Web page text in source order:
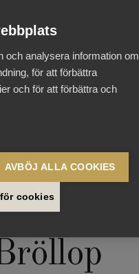
och analysera information om
för att förbättra
och för att förbättra och
AVBÖJ ALLA COOKIES
cookies